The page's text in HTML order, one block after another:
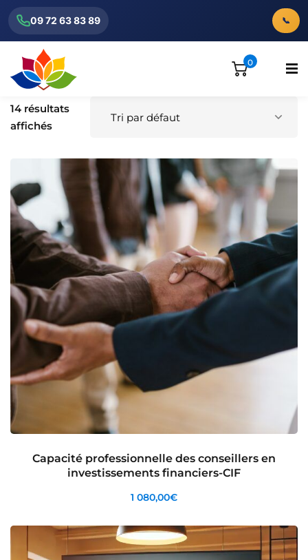
09 72 63 83 89 📞
0
14 résultats
affichés
Capacité professionnelle des conseillers en
investissements financiers-CIF
1 080,00€